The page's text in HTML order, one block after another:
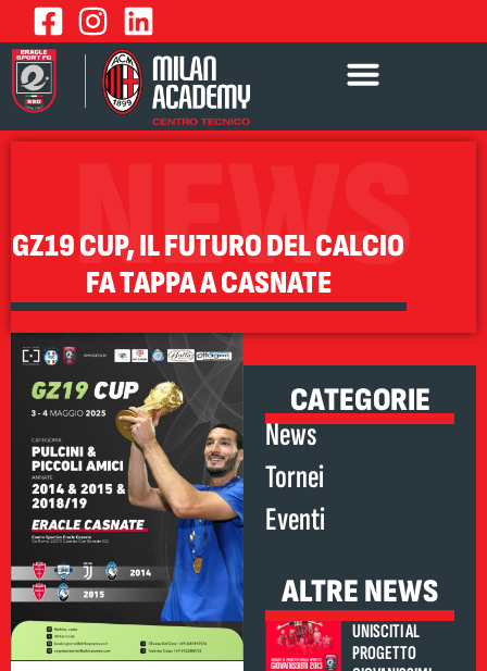
NEWS
GZ19 CUP, IL FUTURO DEL CALCIO
FA TAPPA A CASNATE
CATEGORIE
News
Tornei
Eventi
ALTRE NEWS
UNISCITI AL
PROGETTO